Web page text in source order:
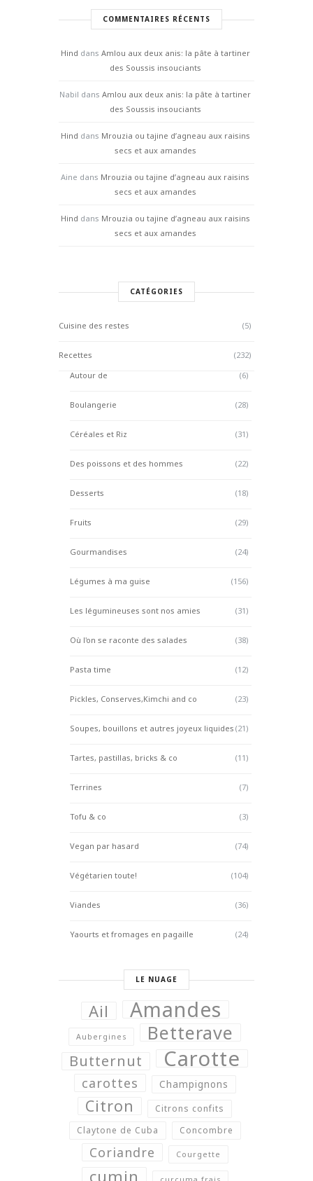
COMMENTAIRES RÉCENTS
Hind dans Amlou aux deux anis: la pâte à tartiner
des Soussis insouciants
Nabil dans Amlou aux deux anis: la pâte à tartiner
des Soussis insouciants
Hind dans Mrouzia ou tajine d’agneau aux raisins
secs et aux amandes
Aine dans Mrouzia ou tajine d’agneau aux raisins
secs et aux amandes
Hind dans Mrouzia ou tajine d’agneau aux raisins
secs et aux amandes
CATÉGORIES
Cuisine des restes (5)
Recettes
(232)
Autour de
(6)
Boulangerie (28)
Céréales et Riz (31)
Des poissons et des hommes (22)
Desserts (18)
Fruits (29)
Gourmandises (24)
Légumes à ma guise (156)
Les légumineuses sont nos amies (31)
Où l'on se raconte des salades (38)
Pasta time (12)
Pickles, Conserves,Kimchi and co (23)
Soupes, bouillons et autres joyeux liquides (21)
Tartes, pastillas, bricks & co (11)
Terrines (7)
Tofu & co (3)
Vegan par hasard (74)
Végétarien toute! (104)
Viandes (36)
Yaourts et fromages en pagaille (24)
LE NUAGE
Ail Amandes
Aubergines Betterave
Butternut Carotte
carottes Champignons
Citron
Citrons confits
Claytone de Cuba
Concombre
Coriandre Courgette
cumin